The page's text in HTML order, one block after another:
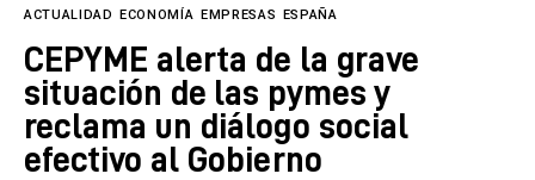
Cultura
LifeStyle
Directorio
ACTUALIDAD ECONOMÍA EMPRESAS ESPAÑA
CEPYME alerta de la grave
situación de las pymes y
reclama un diálogo social
efectivo al Gobierno